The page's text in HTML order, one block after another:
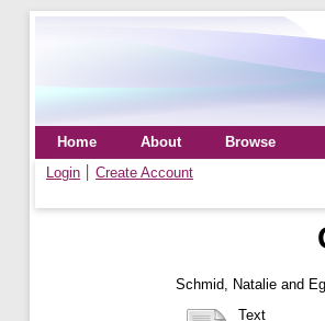
Home About
Browse
Login
Create Account
Schmid, Natalie and
Text